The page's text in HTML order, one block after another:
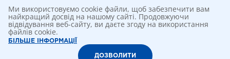
Ми використовуємо cookie файли, щоб забезпечити вам
найкращий досвід на нашому сайті. Продовжуючи
відвідування веб-сайту, ви даєте згоду на використання
файлів cookie.
БІЛЬШЕ ІНФОРМАЦІЇ
ДОЗВОЛИТИ